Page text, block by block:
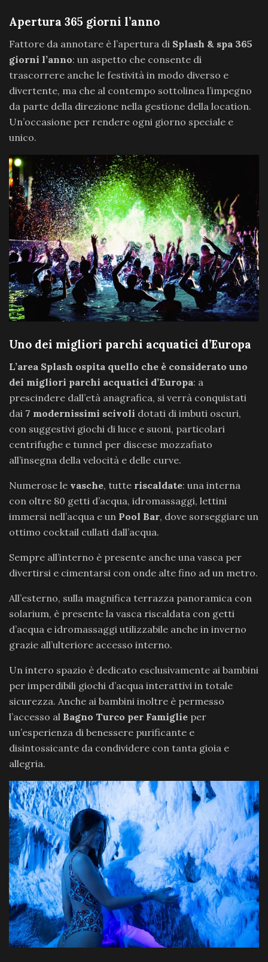
Apertura 365 giorni l’anno
Fattore da annotare è l’apertura di Splash & spa 365
giorni l’anno: un aspetto che consente di
trascorrere anche le festività in modo diverso e
divertente, ma che al contempo sottolinea l’impegno
da parte della direzione nella gestione della location.
Un’occasione per rendere ogni giorno speciale e
unico.
Uno dei migliori parchi acquatici d’Europa
L’area Splash ospita quello che è considerato uno
dei migliori parchi acquatici d’Europa: a
prescindere dall’età anagrafica, si verrà conquistati
dai 7 modernissimi scivoli dotati di imbuti oscuri,
con suggestivi giochi di luce e suoni, particolari
centrifughe e tunnel per discese mozzafiato
all’insegna della velocità e delle curve.
Numerose le vasche, tutte riscaldate: una interna
con oltre 80 getti d’acqua, idromassaggi, lettini
immersi nell’acqua e un Pool Bar, dove sorseggiare un
ottimo cocktail cullati dall’acqua.
Sempre all’interno è presente anche una vasca per
divertirsi e cimentarsi con onde alte fino ad un metro.
All’esterno, sulla magnifica terrazza panoramica con
solarium, è presente la vasca riscaldata con getti
d’acqua e idromassaggi utilizzabile anche in inverno
grazie all’ulteriore accesso interno.
Un intero spazio è dedicato esclusivamente ai bambini
per imperdibili giochi d’acqua interattivi in totale
sicurezza. Anche ai bambini inoltre è permesso
l’accesso al Bagno Turco per Famiglie per
un’esperienza di benessere purificante e
disintossicante da condividere con tanta gioia e
allegria.